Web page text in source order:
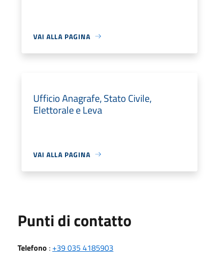
VAI ALLA PAGINA
Ufficio Anagrafe, Stato Civile,
Elettorale e Leva
VAI ALLA PAGINA
Punti di contatto
Telefono : +39 035 4185903